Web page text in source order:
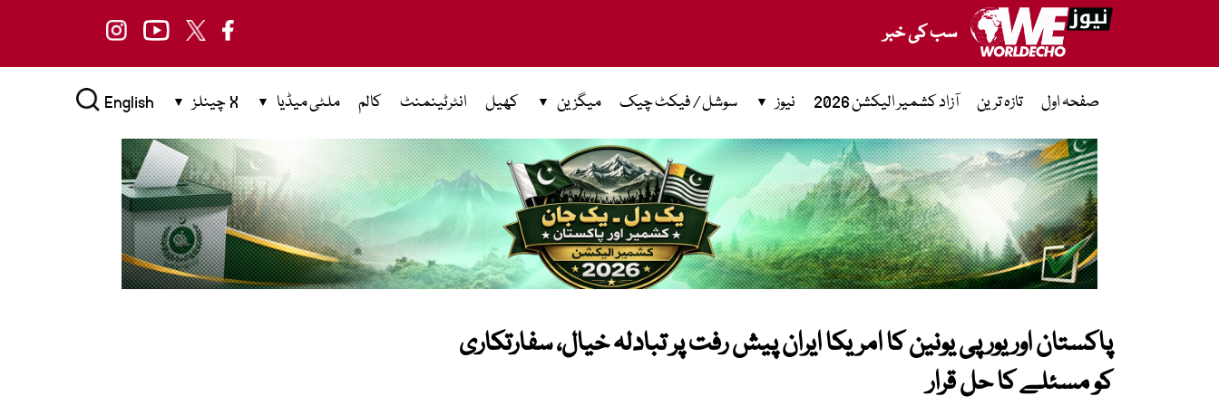
سب کی خبر
صفحہ اول تازہ ترین آزاد کشمیر الیکشن 2026 نیوز سوشل / فیکٹ چیک میگزین کھیل انٹرٹینمنٹ کالم ملٹی میڈیا X چینلز English
پاکستان اور یورپی یونین کا امریکا ایران پیش رفت پر تبادلہ خیال، سفارتکاری
کو مسئلے کا حل قرار